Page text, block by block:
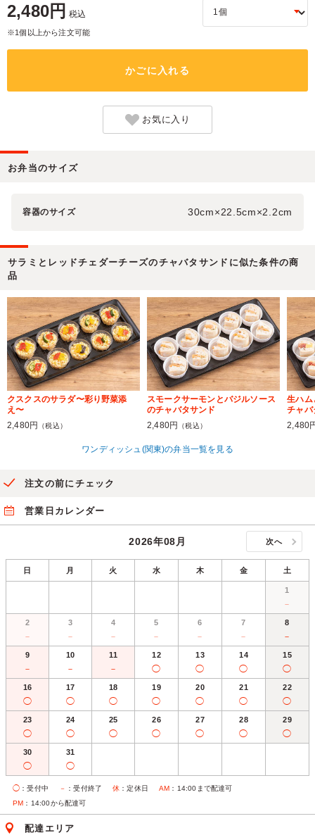
2,480円 税込
※1個以上から注文可能
かごに入れる
お気に入り
お弁当のサイズ
容器のサイズ 30cm×22.5cm×2.2cm
サラミとレッドチェダーチーズのチャバタサンドに似た条件の商
品
クスクスのサラダ〜彩り野菜添
え〜
2,480円
（税込）
スモークサーモンとバジルソース
のチャバタサンド
2,480円
（税込）
生ハム
チャバ
2,480
ワンディッシュ(関東)の弁当一覧を見る
注文の前にチェック
営業日カレンダー
2026年08月 次へ
日 月 火 水 木 金 土
1
－
2
－
3
－
4
－
5
－
6
－
7
－
8
－
9
－
10
－
11
－
12
◯
13
◯
14
◯
15
◯
16
◯
17
◯
18
◯
19
◯
20
◯
21
◯
22
◯
23
◯
24
◯
25
◯
26
◯
27
◯
28
◯
29
◯
30
◯
31
◯
◯ ：受付中 － ：受付終了 休 ：定休日 AM ：14:00まで配達可
PM ：14:00から配達可
配達エリア